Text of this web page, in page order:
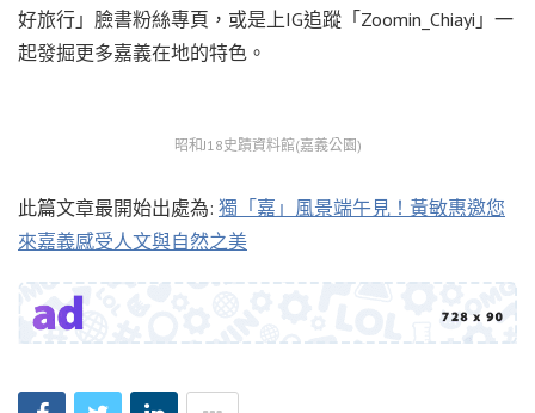
好旅行」臉書粉絲專頁，或是上IG追蹤「Zoomin_Chiayi」一
起發掘更多嘉義在地的特色。
昭和J18史蹟資料館(嘉義公園)
此篇文章最開始出處為: 獨「嘉」風景端午見！黃敏惠邀您
來嘉義感受人文與自然之美